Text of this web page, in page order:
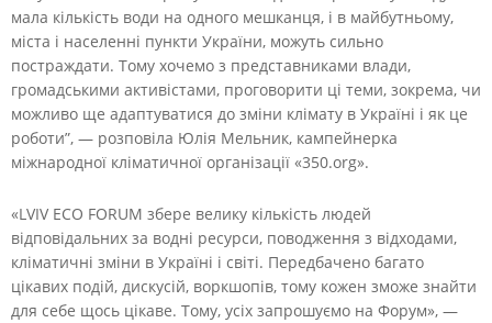
мала кількість води на одного мешканця, і в майбутньому,
міста і населенні пункти України, можуть сильно
постраждати. Тому хочемо з представниками влади,
громадськими активістами, проговорити ці теми, зокрема, чи
можливо ще адаптуватися до зміни клімату в Україні і як це
роботи”, — розповіла Юлія Мельник, кампейнерка
міжнародної кліматичної організації «350.org».
«LVIV ECO FORUM збере велику кількість людей
відповідальних за водні ресурси, поводження з відходами,
кліматичні зміни в Україні і світі. Передбачено багато
цікавих подій, дискусій, воркшопів, тому кожен зможе знайти
для себе щось цікаве. Тому, усіх запрошуємо на Форум», —